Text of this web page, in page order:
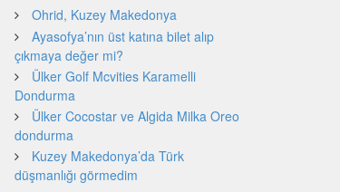
Ohrid, Kuzey Makedonya
Ayasofya’nın üst katına bilet alıp
çıkmaya değer mi?
Ülker Golf Mcvities Karamelli
Dondurma
Ülker Cocostar ve Algida Milka Oreo
dondurma
Kuzey Makedonya’da Türk
düşmanlığı görmedim